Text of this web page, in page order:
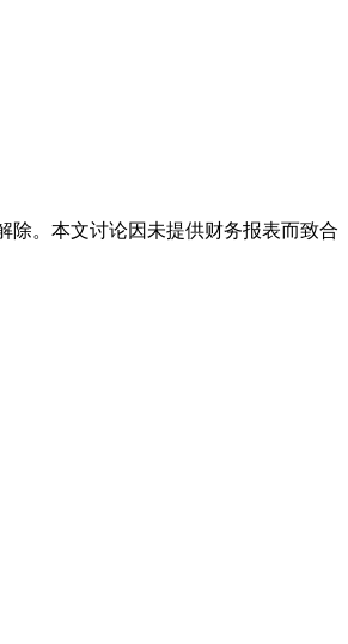
除。本文讨论因未提供财务报表而致合